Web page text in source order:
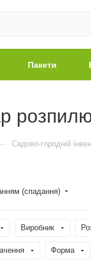
Пакети
Садово-городній
(спадання)
Виробник
Форма